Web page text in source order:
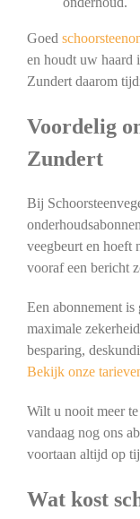
Goed
en houdt uw haard
Zundert daarom
Voordelig
Zundert
Bij
veegbeurt en hoeft
vooraf een bericht
Een abonnement is
maximale
besparing,
Bekijk onze
Wilt u nooit meer
vandaag nog ons
voortaan altijd op
Wat kost